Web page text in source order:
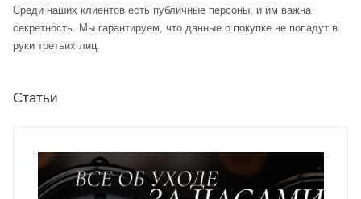
Среди наших клиентов есть публичные персоны, и им важна
секретность. Мы гарантируем, что данные о покупке не попадут в
руки третьих лиц.
Статьи